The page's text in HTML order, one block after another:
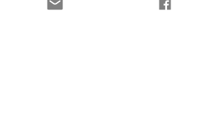
אדם, נופי ילדות, סביבה הקרובה ודיוקן האישי המהווים